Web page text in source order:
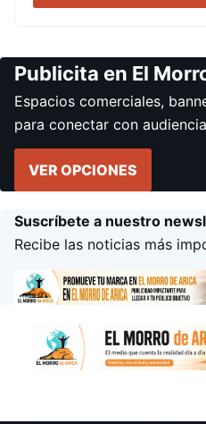
Publicita en El
Espacios comerciales,
para conectar con
VER OPCIONES
Suscríbete a nuestro
Recibe las noticias más